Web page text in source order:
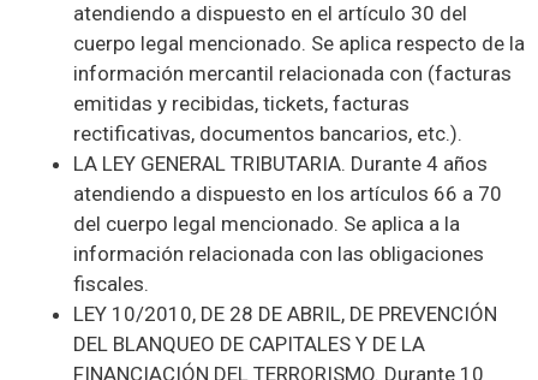
atendiendo a dispuesto en el artículo 30 del
cuerpo legal mencionado. Se aplica respecto de la
información mercantil relacionada con (facturas
emitidas y recibidas, tickets, facturas
rectificativas, documentos bancarios, etc.).
LA LEY GENERAL TRIBUTARIA. Durante 4 años
atendiendo a dispuesto en los artículos 66 a 70
del cuerpo legal mencionado. Se aplica a la
información relacionada con las obligaciones
fiscales.
LEY 10/2010, DE 28 DE ABRIL, DE PREVENCIÓN
DEL BLANQUEO DE CAPITALES Y DE LA
FINANCIACIÓN DEL TERRORISMO. Durante 10